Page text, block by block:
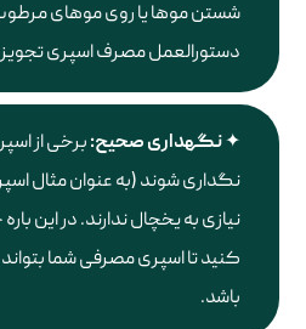
شستن موها یا روی موهای مرطوب.
دستورالعمل مصرف اسپری
نگهداری صحیح:برخی از
نگداری شوند (به عنوان مثال
نیازی به یخچال ندارند. در این
کنید تا اسپری مصرفی شما بتواند
باشد.